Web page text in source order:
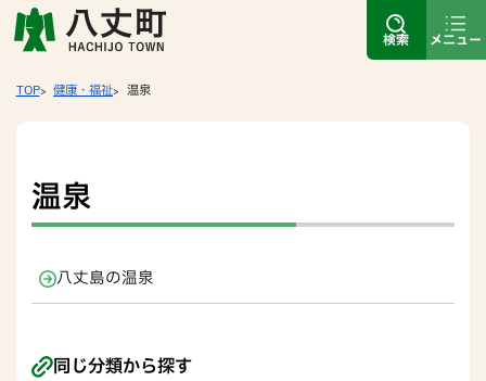
検索 メニュー
TOP 健康・福祉 温泉
温泉
八丈島の温泉
同じ分類から探す